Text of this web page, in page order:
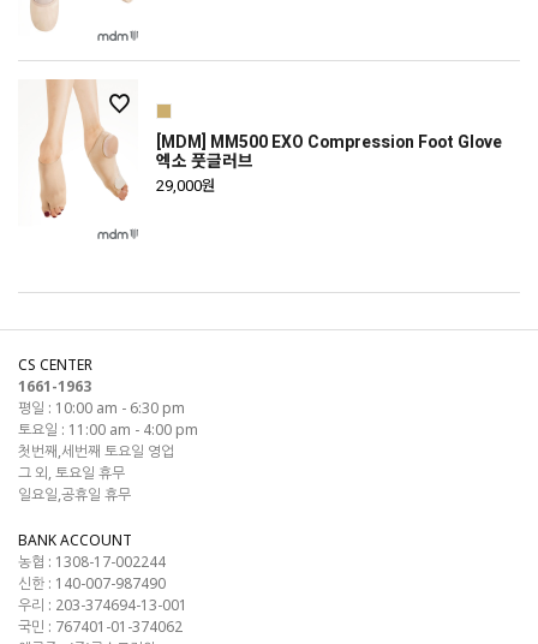
[MDM] MM500 EXO Compression Foot Glove
엑소 풋글러브
29,000원
CS CENTER
1661-1963
평일 : 10:00 am - 6:30 pm
토요일 : 11:00 am - 4:00 pm
첫번째,세번째 토요일 영업
그 외, 토요일 휴무
일요일,공휴일 휴무
BANK ACCOUNT
농협 : 1308-17-002244
신한 : 140-007-987490
우리 : 203-374694-13-001
국민 : 767401-01-374062